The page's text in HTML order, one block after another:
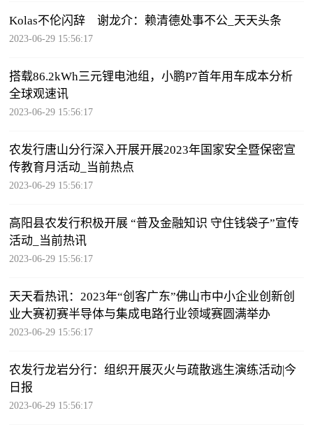
Kolas不伦闪辞 谢龙介：赖清德处事不公_天天头条
2023-06-29 15:56:17
搭载86.2kWh三元锂电池组，小鹏P7首年用车成本分析
全球观速讯
2023-06-29 15:56:17
农发行唐山分行深入开展开展2023年国家安全暨保密宣
传教育月活动_当前热点
2023-06-29 15:56:17
高阳县农发行积极开展 “普及金融知识 守住钱袋子”宣传
活动_当前热讯
2023-06-29 15:56:17
天天看热讯：2023年“创客广东”佛山市中小企业创新创
业大赛初赛半导体与集成电路行业领域赛圆满举办
2023-06-29 15:56:17
农发行龙岩分行：组织开展灭火与疏散逃生演练活动|今
日报
2023-06-29 15:56:17